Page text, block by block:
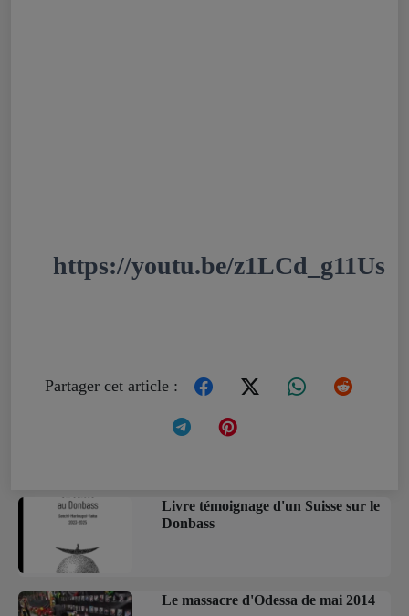
https://youtu.be/z1LCd_g11Us
Partager cet article :
Livre témoignage d'un Suisse sur le
Donbass
Le massacre d'Odessa de mai 2014